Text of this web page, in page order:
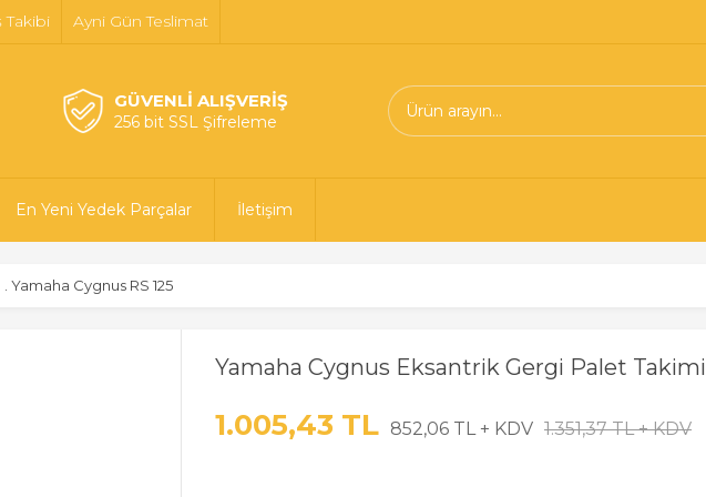
Takibi Ayni Gün Teslimat
GÜVENLİ ALIŞVERİŞ
256 bit SSL Şifreleme
En Yeni Yedek Parçalar İletişim
. Yamaha Cygnus RS 125
Yamaha Cygnus Eksantrik Gergi Palet Takimi
1.005,43 TL 852,06 TL + KDV 1.351,37 TL + KDV